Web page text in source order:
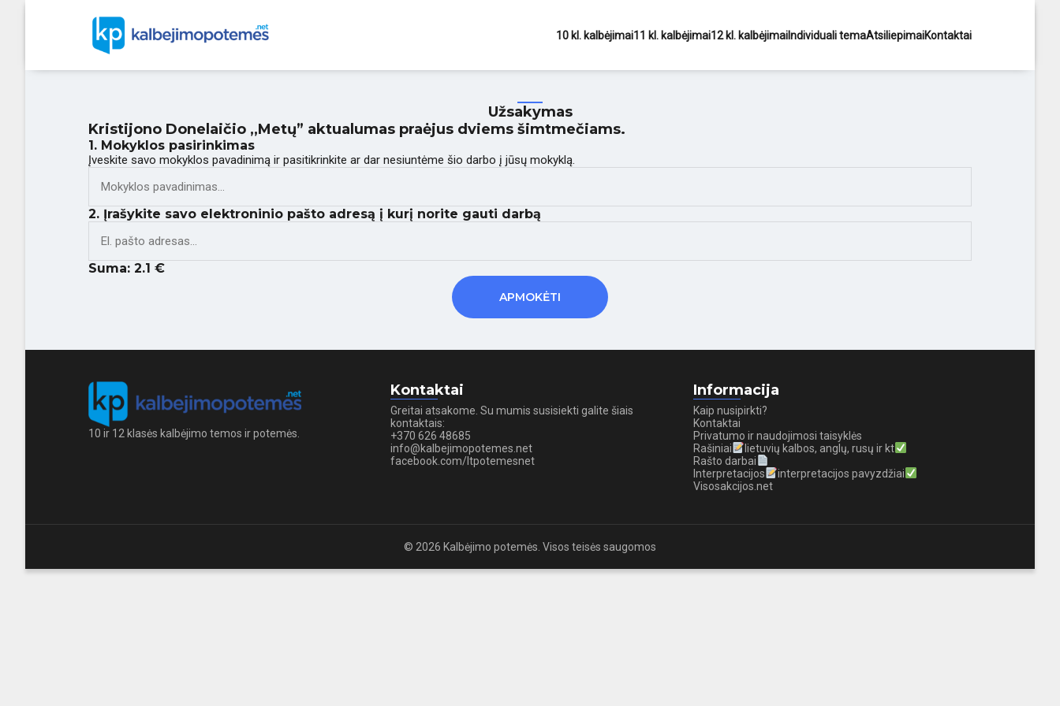
10 kl. kalbėjimai11 kl. kalbėjimai12 kl. kalbėjimaiIndividuali temaAtsiliepimaiKontaktai
Užsakymas
Kristijono Donelaičio ,,Metų” aktualumas praėjus dviems šimtmečiams.
1. Mokyklos pasirinkimas
Įveskite savo mokyklos pavadinimą ir pasitikrinkite ar dar nesiuntėme šio darbo į jūsų mokyklą.
2. Įrašykite savo elektroninio pašto adresą į kurį norite gauti darbą
Suma: 2.1 €
10 ir 12 klasės kalbėjimo temos ir potemės.
Kontaktai
Greitai atsakome. Su mumis susisiekti galite šiais
kontaktais:
+370 626 48685
info@kalbejimopotemes.net
facebook.com/ltpotemesnet
Informacija
Kaip nusipirkti?
Kontaktai
Privatumo ir naudojimosi taisyklės
Rašiniai
lietuvių kalbos, anglų, rusų ir kt
Rašto darbai
Interpretacijos
interpretacijos pavyzdžiai
Visosakcijos.net
© 2026 Kalbėjimo potemės. Visos teisės saugomos